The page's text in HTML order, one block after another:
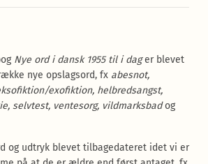
Nye ord i dansk 1955 til i dager blevet
nye opslagsord, fx abesnot,
exofiktion, helbredsangst,
selvtest, ventesorg, vildmarksbadog
og udtryk blevet tilbagedateret idet vi er